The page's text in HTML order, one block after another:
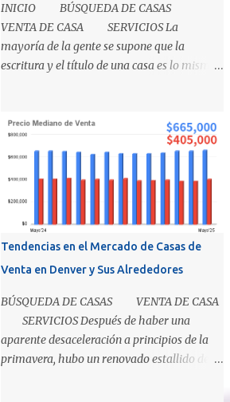
INICIO BÚSQUEDA DE CASAS
VENTA DE CASA SERVICIOS La
mayoría de la gente se supone que la
escritura y el título de una casa es lo mismo,
título significa propiedad y la escritura es
evidencia de la transferencia de una casa. Es
como cuando su madre empacó su lonchera
para la escuela primaria y ella escribió su
nombre en la caja, lo cual representaba el
"título" de la caja porque muestra la
propiedad. Los recibos de la caja y el
compró demuestra que la propiedad fue
transferida de la(s) tienda(s) a tu madre, al
igual que una escritura. El recibo es su
prueba de la transferencia. Investiguemos
esto más a fondo: ¿Qué es un título?
Tendencias en el Mercado de Casas de
Venta en Denver y Sus Alrededores
BÚSQUEDA DE CASAS VENTA DE CASA
SERVICIOS Después de haber una
aparente desaceleración a principios de la
primavera, hubo un renovado estallido de